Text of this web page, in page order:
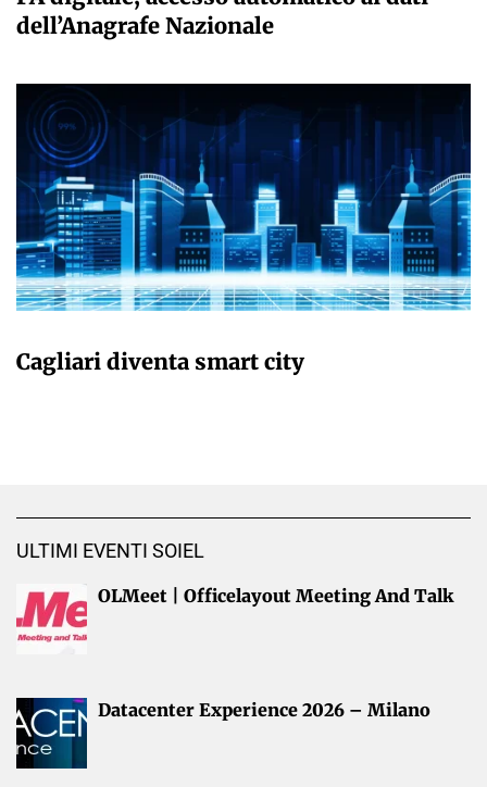
dell’Anagrafe Nazionale
Cagliari diventa smart city
ULTIMI EVENTI SOIEL
OLMeet | Officelayout Meeting And Talk
Datacenter Experience 2026 – Milano